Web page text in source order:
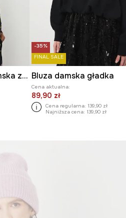
Bluza bawełniana damska z elastanem wzorzysta
-35%
FINAL SALE
Bluza damska gładka
Cena aktualna:
89,90 zł
Cena regularna: 139,90 zł
Najniższa cena: 139,90 zł